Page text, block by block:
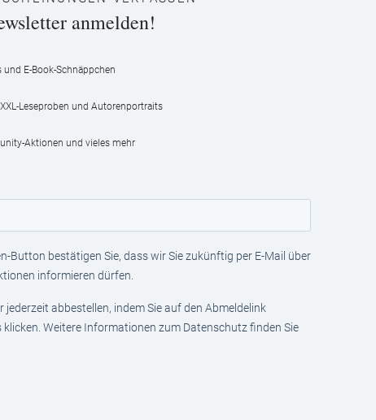
anmelden!
E-Book-Schnäppchen
Leseproben und Autorenportraits
Aktionen und vieles mehr
Button bestätigen Sie, dass wir Sie zukünftig per E-Mail über
informieren dürfen.
jederzeit abbestellen, indem Sie auf den Abmeldelink
Weitere Informationen zum Datenschutz finden Sie